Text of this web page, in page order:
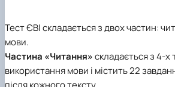
Тест ЄВІ складається з двох частин:
мови.
Частина «Читання»складається з 4-х
використання мови і містить 22